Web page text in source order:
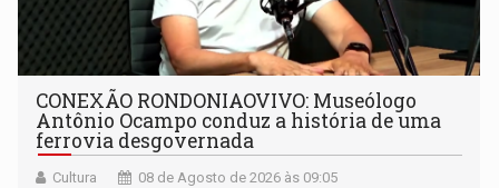
CONEXÃO RONDONIAOVIVO: Museólogo
Antônio Ocampo conduz a história de uma
ferrovia desgovernada
Cultura 08 de Agosto de 2026 às 09:05